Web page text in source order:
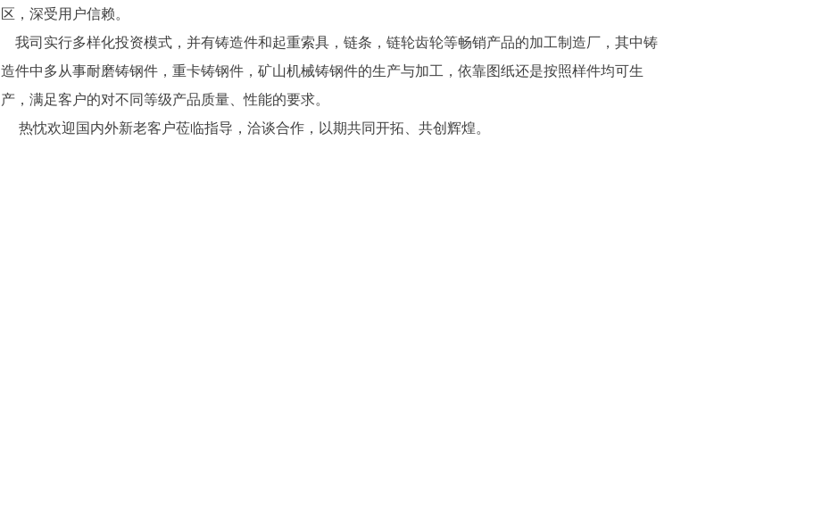
区，深受用户信赖。
我司实行多样化投资模式，并有铸造件和起重索具，链条，链轮齿轮等畅销产品的加工制造厂，其中铸
造件中多从事耐磨铸钢件，重卡铸钢件，矿山机械铸钢件的生产与加工，依靠图纸还是按照样件均可生
产，满足客户的对不同等级产品质量、性能的要求。
热忱欢迎国内外新老客户莅临指导，洽谈合作，以期共同开拓、共创辉煌。